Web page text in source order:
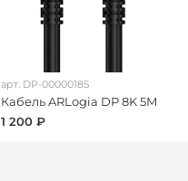
арт. DP-00000185
Кабель ARLogia DP 8K 5M
1 200 ₽